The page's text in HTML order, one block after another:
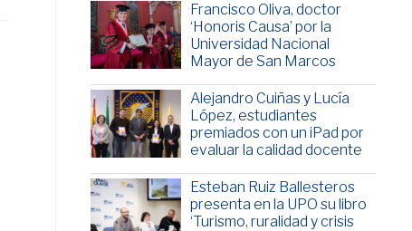
Francisco Oliva, doctor
‘Honoris Causa’ por la
Universidad Nacional
Mayor de San Marcos
Alejandro Cuiñas y Lucía
López, estudiantes
premiados con un iPad por
evaluar la calidad docente
Esteban Ruiz Ballesteros
presenta en la UPO su libro
‘Turismo, ruralidad y crisis